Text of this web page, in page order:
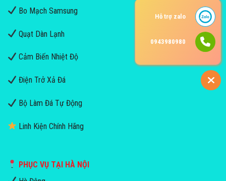
Bo Mạch Samsung
Quạt Dàn Lạnh
Cảm Biến Nhiệt Độ
Điện Trở Xả Đá
Bộ Làm Đá Tự Động
Linh Kiện Chính Hãng
PHỤC VỤ TẠI HÀ NỘI
Hỗ trợ zalo
0943980980